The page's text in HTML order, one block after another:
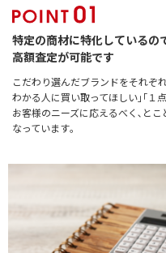
特定の商材に特化しているの
高額査定が可能です
こだわり選んだブランドをそれぞ
わかる人に買い取ってほしい｣｢１
お客様のニーズに応えるべく､と
なっています｡